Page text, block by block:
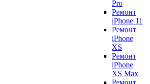
Pro
Ремонт
iPhone 11
Ремонт
iPhone
XS
Ремонт
iPhone
XS Max
Ремонт